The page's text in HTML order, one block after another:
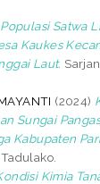
Satwa
Kaukes
Laut.
(2024)
Sungai
Kabupaten
Kimia